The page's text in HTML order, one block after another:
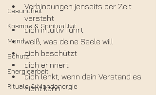
Gesundheit
Kosmos & Spiritualität
Mond
Schutz
Energiearbeit
Rituale & Mondenergie
Verbindungen jenseits der Zeit
versteht
dich intuitiv führt
weiß, was deine Seele will
dich beschützt
dich erinnert
dich lenkt, wenn dein Verstand es
nicht kann